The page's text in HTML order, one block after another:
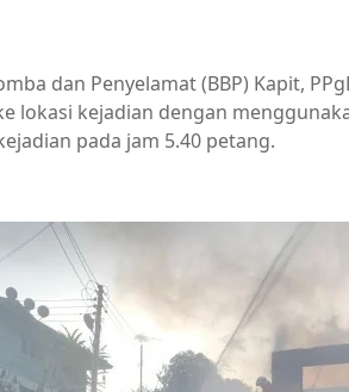
dan Penyelamat (BBP) Kapit,
lokasi kejadian dengan
pada jam 5.40 petang.